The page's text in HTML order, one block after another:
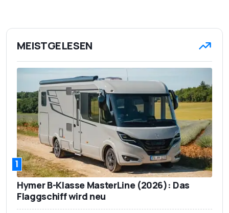
MEISTGELESEN
1
Hymer B-Klasse MasterLine (2026): Das
Flaggschiff wird neu